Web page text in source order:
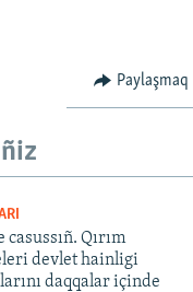
Paylaşmaq
casussıñ. Qırım
devlet hainligi
daqqalar içinde